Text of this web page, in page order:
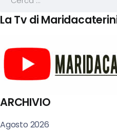
La Tv di
ARCHIVIO
Agosto 2026